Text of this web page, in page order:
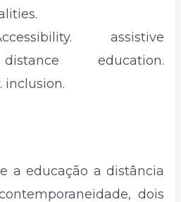
assistive
education.
inclusion.
a educação a distância
dois